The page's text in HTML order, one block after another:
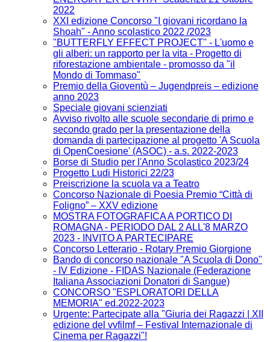
2022
XXI edizione Concorso "I giovani ricordano la
Shoah" - Anno scolastico 2022 /2023
"BUTTERFLY EFFECT PROJECT" - L'uomo e
gli alberi: un rapporto per la vita - Progetto di
riforestazione ambientale - promosso da "il
Mondo di Tommaso"
Premio della Gioventù – Jugendpreis – edizione
anno 2023
Speciale giovani scienziati
Avviso rivolto alle scuole secondarie di primo e
secondo grado per la presentazione della
domanda di partecipazione al progetto 'A Scuola
di OpenCoesione' (ASOC) - a.s. 2022-2023
Borse di Studio per l'Anno Scolastico 2023/24
Progetto Ludi Historici 22/23
Preiscrizione la scuola va a Teatro
Concorso Nazionale di Poesia Premio “Città di
Foligno” – XXV edizione
MOSTRA FOTOGRAFICA A PORTICO DI
ROMAGNA - PERIODO DAL 2 ALL'8 MARZO
2023 - INVITO A PARTECIPARE
Concorso Letterario - Rotary Premio Giorgione
Bando di concorso nazionale "A Scuola di Dono"
- IV Edizione​ - FIDAS Nazionale (Federazione
Italiana Associazioni Donatori di Sangue)
CONCORSO "ESPLORATORI DELLA
MEMORIA" ed.2022-2023
Urgente: Partecipate alla "Giuria dei Ragazzi | XII
edizione del vvfilmf – Festival Internazionale di
Cinema per Ragazzi"!